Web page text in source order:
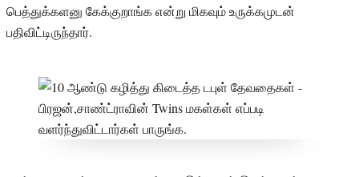
பெத்துக்களனு கேக்குறாங்க என்று மிகவும் உருக்கமுடன்
பதிவிட்டிருந்தார்.